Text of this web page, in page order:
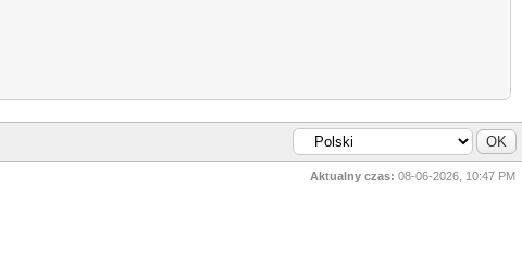
Aktualny czas: 08-06-2026, 10:47 PM